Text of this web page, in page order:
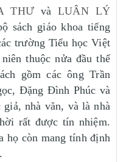
THƯ và LUÂN LÝ
sách giáo khoa tiếng
trường Tiểu học Việt
thuộc nửa đầu thế
gồm các ông Trần
Đặng Đình Phúc và
nhà văn, và là nhà
rất được tín nhiệm.
họ còn mang tính định